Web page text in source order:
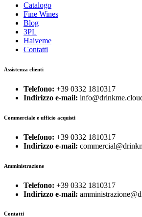
Catalogo
Fine Wines
Blog
3PL
Haiveme
Contatti
Assistenza clienti
Telefono: +39 0332 1810317
Indirizzo e-mail:
Commerciale e ufficio acquisti
Telefono: +39 0332 1810317
Indirizzo e-mail:
Amministrazione
Telefono: +39 0332 1810317
Indirizzo e-mail:
Contatti